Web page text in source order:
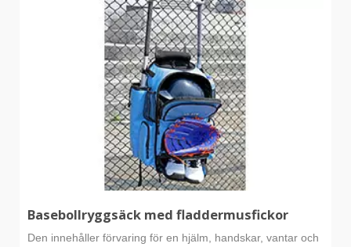
Basebollryggsäck med fladdermusfickor
Den innehåller förvaring för en hjälm, handskar, vantar och